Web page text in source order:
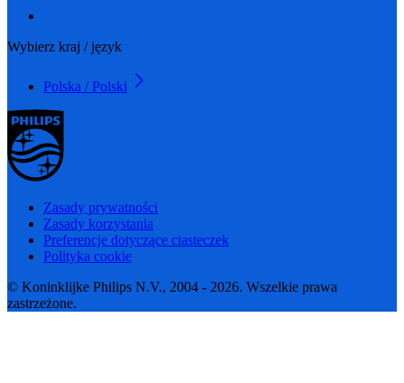
Wybierz kraj / język
Polska / Polski
Zasady prywatności
Zasady korzystania
Preferencje dotyczące ciasteczek
Polityka cookie
© Koninklijke Philips N.V., 2004 - 2026. Wszelkie prawa
zastrzeżone.